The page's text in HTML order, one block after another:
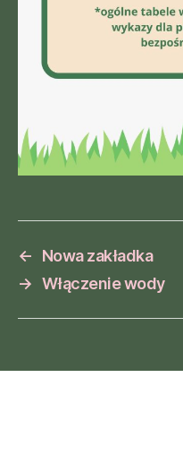
←
Nowa zakładka
→ Włączenie wody